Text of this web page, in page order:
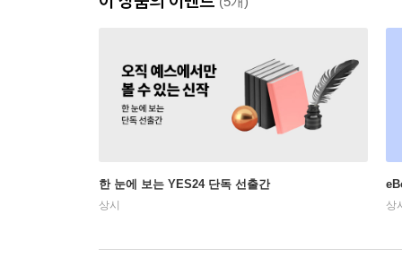
한 눈에 보는 YES24 단독 선출간
상시 상